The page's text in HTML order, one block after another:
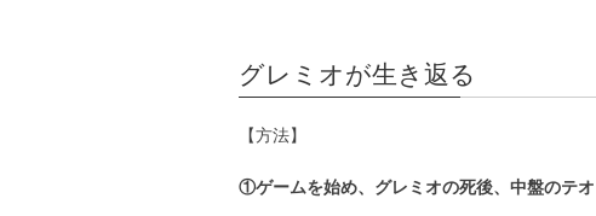
グレミオが生き返る
【方法】
①ゲームを始め、グレミオの死後、中盤のテオ